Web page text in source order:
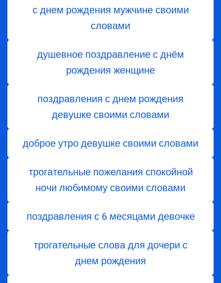
с днем рождения мужчине своими
словами
душевное поздравление с днём
рождения женщине
поздравления с днем рождения
девушке своими словами
доброе утро девушке своими словами
трогательные пожелания спокойной
ночи любимому своими словами
поздравления с 6 месяцами девочке
трогательные слова для дочери с
днем ​​рождения